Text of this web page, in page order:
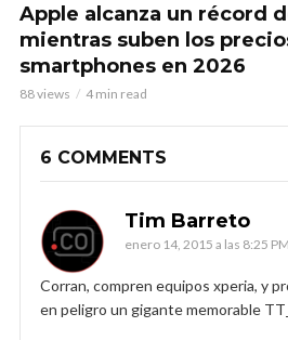
Apple alcanza un récord
mientras suben los
smartphones en 2026
88 views 4 min read
6 COMMENTS
Tim Barreto
enero 14, 2015 a las 8:25 PM
Corran, compren equipos xperia, y
en peligro un gigante memorable